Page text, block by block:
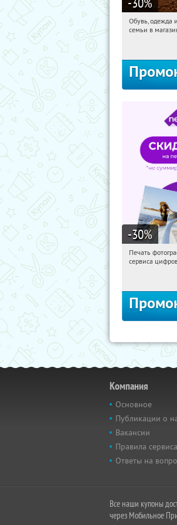
06:47:28
Обувь, одежда
семьи в
-30%
06:47:28
Печать
сервиса
Компания
Основное
Публикации о
Вакансии
Правила сервиса
Ответы на
Все наши купоны
через Мобильное